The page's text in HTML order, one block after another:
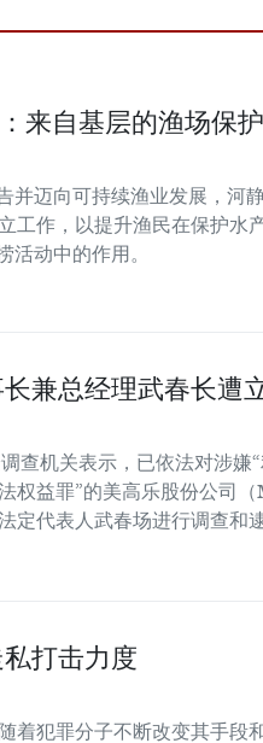
来自基层的渔场保
并迈向可持续渔业发展，河
工作，以提升渔民在保护水
动中的作用。
兼总经理武春长遭
查机关表示，已依法对涉嫌
权益罪”的美高乐股份公司
定代表人武春场进行调查和
打击力度
着犯罪分子不断改变其手段